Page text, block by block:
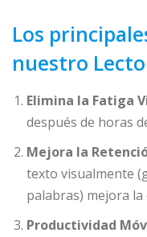
Los
nuestro
Elimina la Fatiga
después de horas
Mejora la
texto visualmente
palabras) mejora
Productividad